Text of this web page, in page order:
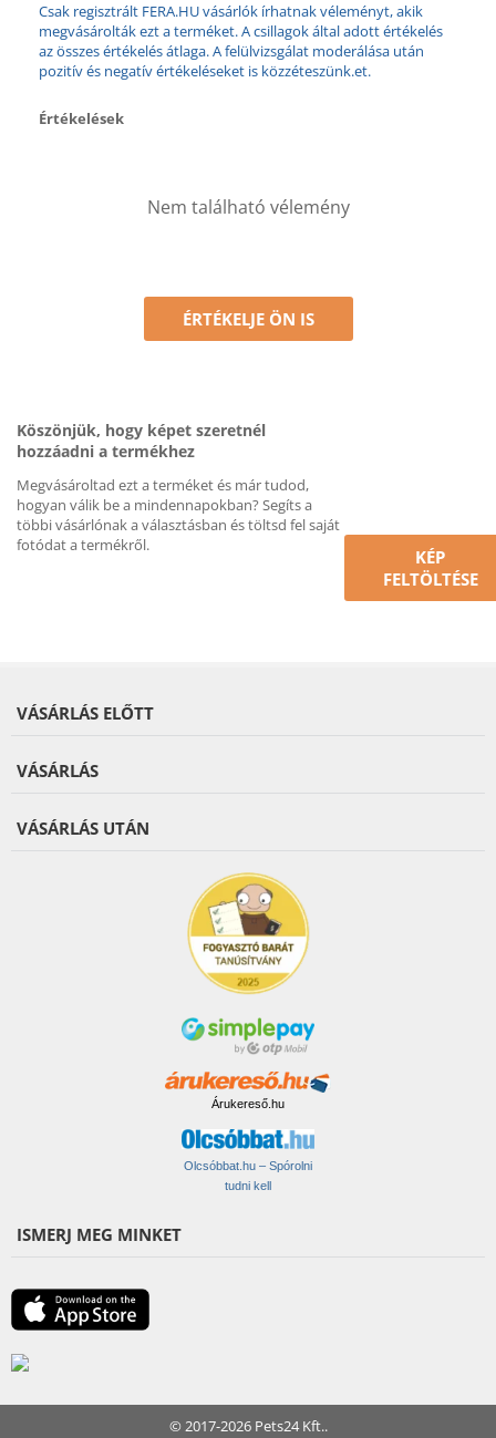
Csak regisztrált FERA.HU vásárlók írhatnak véleményt, akik
megvásárolták ezt a terméket. A csillagok által adott értékelés
az összes értékelés átlaga. A felülvizsgálat moderálása után
pozitív és negatív értékeléseket is közzéteszünk.et.
Értékelések
Nem található vélemény
ÉRTÉKELJE ÖN IS
Köszönjük, hogy képet szeretnél
hozzáadni a termékhez
Megvásároltad ezt a terméket és már tudod,
hogyan válik be a mindennapokban? Segíts a
többi vásárlónak a választásban és töltsd fel saját
fotódat a termékről.
KÉP
FELTÖLTÉSE
VÁSÁRLÁS ELŐTT
VÁSÁRLÁS
VÁSÁRLÁS UTÁN
Árukereső.hu
Olcsóbbat.hu – Spórolni
tudni kell
ISMERJ MEG MINKET
© 2017-2026 Pets24 Kft..